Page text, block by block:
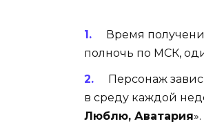
Время
полночь по МСК,
Персонаж
в среду каждой
Люблю, Аватария».